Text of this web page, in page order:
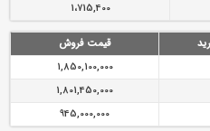
1،715,400
قیمت فروش
1,850,100,000
1,801,450,000
945,000,000